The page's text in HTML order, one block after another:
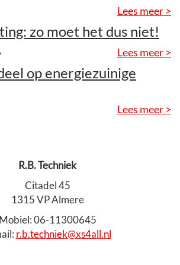
Lees meer >
zo moet het dus niet!
Lees meer >
op energiezuinige
Lees meer >
R.B. Techniek
Citadel 45
1315 VP Almere
Mobiel: 06-11300645
r.b.techniek@xs4all.nl